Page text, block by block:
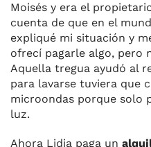
Moisés y era el
cuenta de que en el
expliqué mi situación y
ofrecí pagarle algo, pero
Aquella tregua ayudó al
para lavarse tuviera que
microondas porque solo
luz.
Ahora Lidia paga un